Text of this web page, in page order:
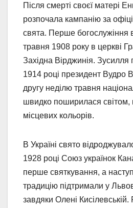
Після смерті своєї матері
розпочала кампанію за
свята. Перше богослужіння
травня 1908 року в церкві
Західна Вірджинія.
1914 році президент Вудро
другу неділю травня
швидко поширилася світом,
місцевих кольорів.
В Україні свято
1928 році Союз українок
перше святкування, а
традицію підтримали у
завдяки Олені